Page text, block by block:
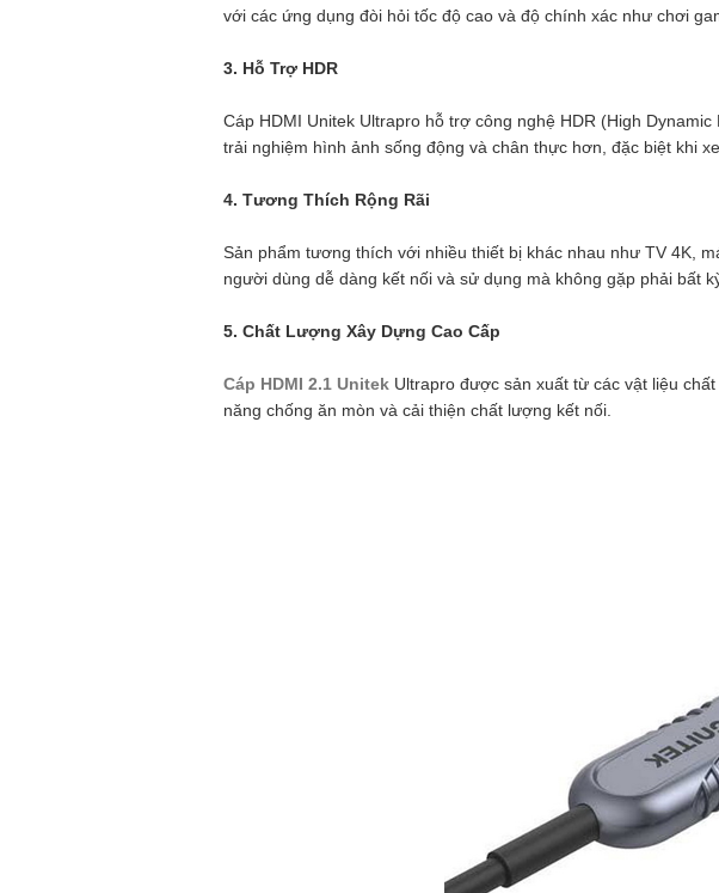
với các ứng dụng đòi hỏi tốc độ cao và độ chính xác như chơi
3. Hỗ Trợ HDR
Cáp HDMI Unitek Ultrapro hỗ trợ công nghệ HDR (High
trải nghiệm hình ảnh sống động và chân thực hơn, đặc biệt khi
4. Tương Thích Rộng Rãi
Sản phẩm tương thích với nhiều thiết bị khác nhau như TV 4K,
người dùng dễ dàng kết nối và sử dụng mà không gặp phải bất
5. Chất Lượng Xây Dựng Cao Cấp
Cáp HDMI 2.1 UnitekUltrapro được sản xuất từ các vật liệu
năng chống ăn mòn và cải thiện chất lượng kết nối.